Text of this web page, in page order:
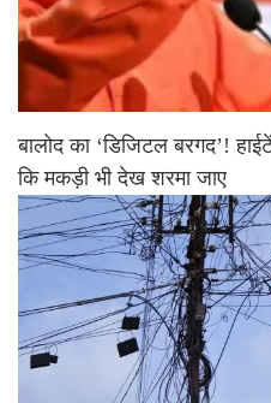
बालोद का ‘डिजिटल बरगद’!
कि मकड़ी भी देख शरमा जाए